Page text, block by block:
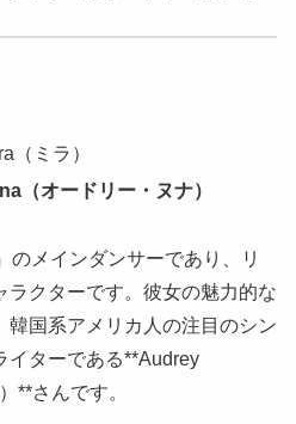
（ミラ）
（オードリー・ヌナ）
のメインダンサーであり、リ
ラクターです。彼女の魅力的な
韓国系アメリカ人の注目のシン
イターである**Audrey
**さんです。